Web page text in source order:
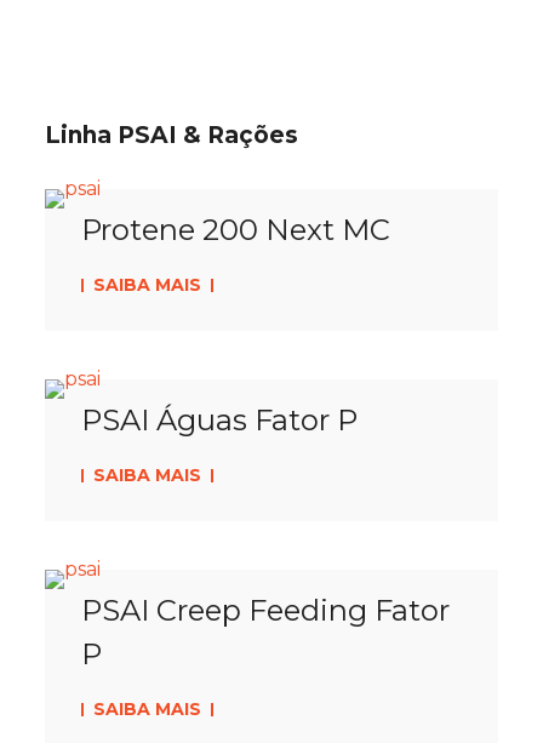
Linha PSAI & Rações
Protene 200 Next MC
SAIBA MAIS
PSAI Águas Fator P
SAIBA MAIS
PSAI Creep Feeding Fator
P
SAIBA MAIS